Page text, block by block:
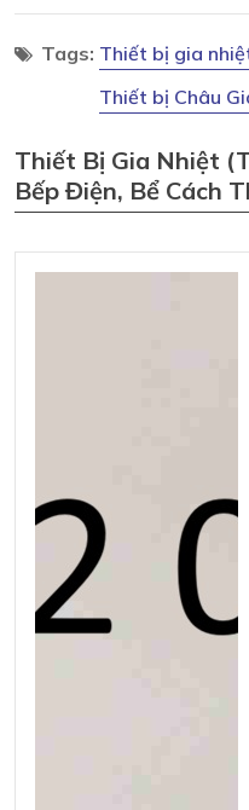
Tags: Thiết bị gia
Thiết bị Châu
Thiết Bị Gia Nhiệt
Bếp Điện, Bể Cách